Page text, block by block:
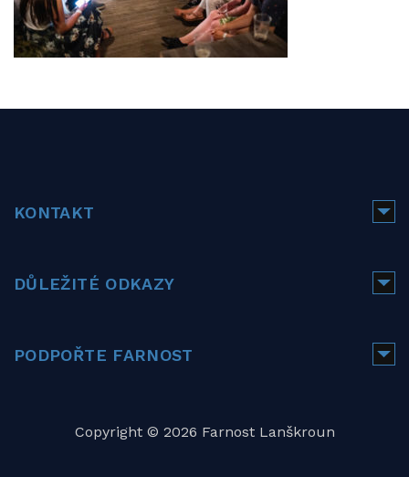
KONTAKT
DŮLEŽITÉ ODKAZY
PODPOŘTE FARNOST
Copyright © 2026 Farnost Lanškroun